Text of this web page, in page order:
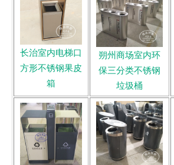
长治室内电梯口
方形不锈钢果皮
箱
朔州商场室内环
保三分类不锈钢
垃圾桶